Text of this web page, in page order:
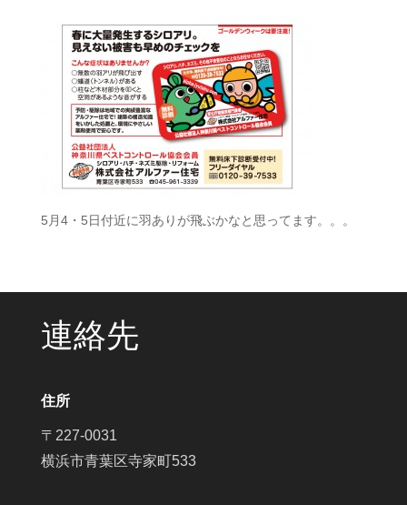
5月4・5日付近に羽ありが飛ぶかなと思ってます。。。
連絡先
住所
〒227-0031
横浜市青葉区寺家町533